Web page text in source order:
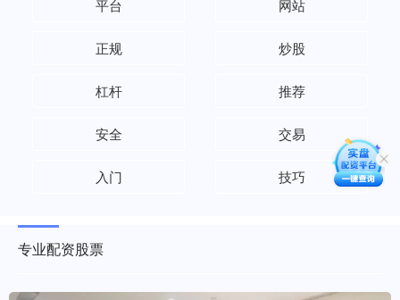
平台 网站
正规 炒股
杠杆 推荐
安全 交易
入门 技巧
专业配资股票